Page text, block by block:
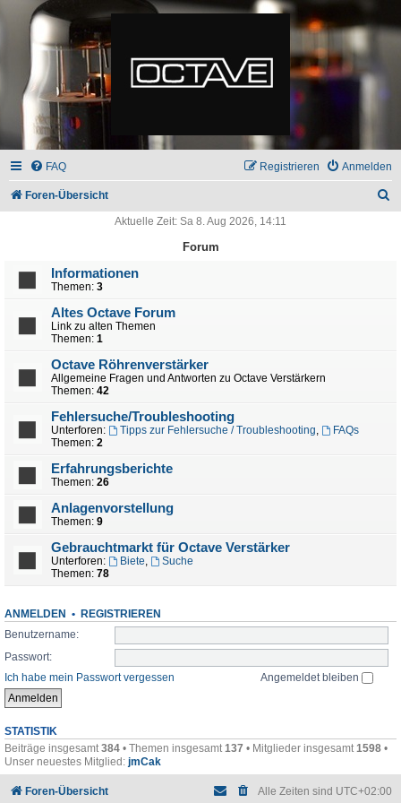
FAQ Anmelden
Registrieren
Foren-Übersicht
Aktuelle Zeit: Sa 8. Aug 2026, 14:11
Forum
Informationen
Themen: 3
Altes Octave Forum
Link zu alten Themen
Themen: 1
Octave Röhrenverstärker
Allgemeine Fragen und Antworten zu Octave Verstärkern
Themen: 42
Fehlersuche/Troubleshooting
Unterforen: Tipps zur Fehlersuche / Troubleshooting,
FAQs
Themen: 2
Erfahrungsberichte
Themen: 26
Anlagenvorstellung
Themen: 9
Gebrauchtmarkt für Octave Verstärker
Unterforen: Biete,
Suche
Themen: 78
ANMELDEN • REGISTRIEREN
Benutzername:
Passwort:
Ich habe mein Passwort vergessen
Angemeldet bleiben
STATISTIK
Beiträge insgesamt384 • Themen insgesamt137 • Mitglieder insgesamt1598 •
Unser neuestes Mitglied: jmCak
Foren-Übersicht Alle Zeiten sind UTC+02:00